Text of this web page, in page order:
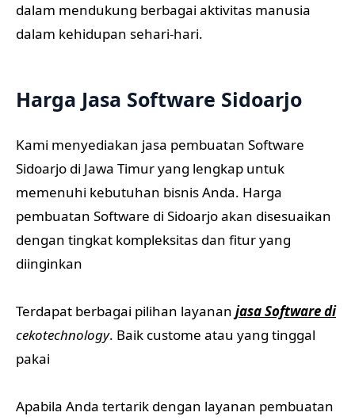
dalam mendukung berbagai aktivitas manusia
dalam kehidupan sehari-hari.
Harga Jasa Software Sidoarjo
Kami menyediakan jasa pembuatan Software
Sidoarjo di Jawa Timur yang lengkap untuk
memenuhi kebutuhan bisnis Anda. Harga
pembuatan Software di Sidoarjo akan disesuaikan
dengan tingkat kompleksitas dan fitur yang
diinginkan
Terdapat berbagai pilihan layanan jasa Software di
cekotechnology. Baik custome atau yang tinggal
pakai
Apabila Anda tertarik dengan layanan pembuatan